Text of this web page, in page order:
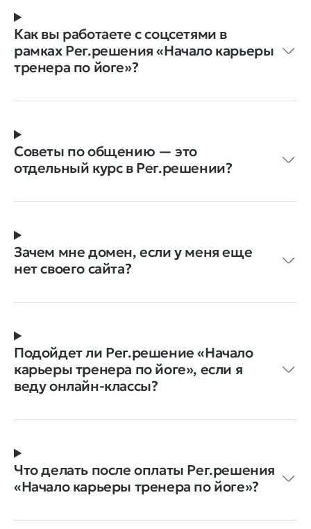
Как вы работаете с соцсетями в
рамках Рег.решения ‭«Начало карьеры
тренера по йоге»?
Советы по общению — это
отдельный курс в Рег.решении?
Зачем мне домен, если у меня еще
нет своего сайта?
Подойдет ли Рег.решение «Начало
карьеры тренера по йоге», если я
веду онлайн-классы?
Что делать после оплаты Рег.решения
‭«Начало карьеры тренера по йоге»?